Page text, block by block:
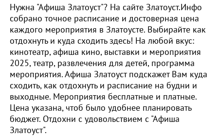
Нужна "Афиша Златоуст"? На сайте Златоуст.Инфо
собрано точное расписание и достоверная цена
каждого мероприятия в Златоусте. Выбирайте как
отдохнуть и куда сходить здесь! На любой вкус:
кинотеатр, афиша кино, выставки и мероприятия
2025, театр, развлечения для детей, программа
мероприятия. Афиша Златоуст подскажет Вам куда
сходить, как отдохнуть и расписание на будни и
выходные. Мероприятия бесплатные и платные.
Цена указана, чтоб было удобнее планировать
бюджет. Отдохни с удовольствием с "Афиша
Златоуст".